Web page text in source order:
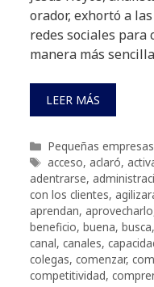
orador, exhortó a
redes sociales para
manera más
LEER MÁS
Categorías
Pequeñas empresas
Etiquetas
acceso, aclaró,
adentrarse,
con los clientes,
aprendan, aprovecharlo
beneficio, buena, busca,
canal, canales,
colegas, comenzar,
competitividad,